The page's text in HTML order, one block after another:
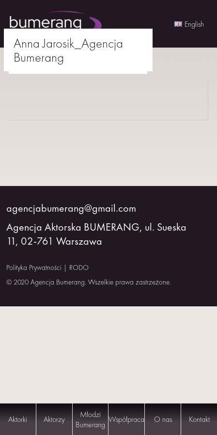
AKTORKI
WSPÓŁPRACA
O
NAS
Aktorki Aktorzy
Młodzi
Bumerang Współpraca O nas Kontakt
English
content
agencjabumerang@gmail.com
Anna Jarosik_Agencja
Bumerang
agencjabumerang@gmail.com
Agencja Aktorska BUMERANG, ul. Sueska
11, 02-761 Warszawa
Polityka Prywatności | RODO
© 2020 Agencja Bumerang. Wszelkie prawa zastrzeżone.